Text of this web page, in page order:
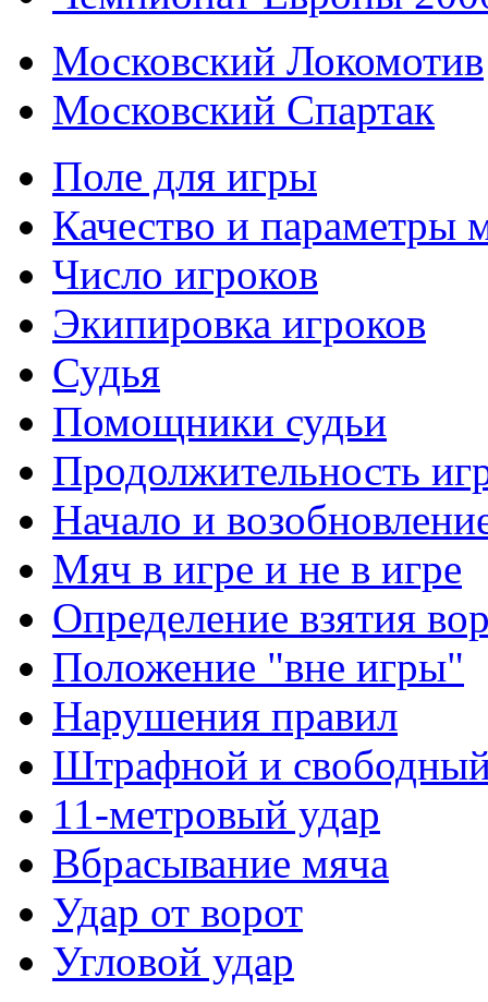
Московский Локомотив
Московский Спартак
Поле для игры
Качество и параметры
Число игроков
Экипировка игроков
Судья
Помощники судьи
Продолжительность
Начало и
Мяч в игре и не в игре
Определение взятия
Положение "вне игры"
Нарушения правил
Штрафной и
11-метровый удар
Вбрасывание мяча
Удар от ворот
Угловой удар